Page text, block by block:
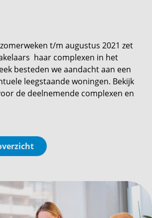
t/m augustus 2021 zet
haar complexen in het
besteden we aandacht aan een
leegstaande woningen. Bekijk
de deelnemende complexen en